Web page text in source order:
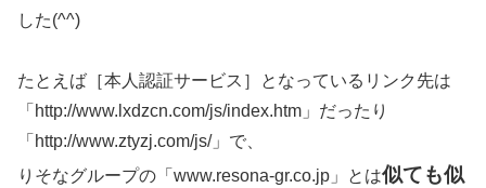
した(^^)
たとえば［本人認証サービス］となっているリンク先は
「http://www.lxdzcn.com/js/index.htm」だったり
「http://www.ztyzj.com/js/」で、
りそなグループの「www.resona-gr.co.jp」とは似ても似